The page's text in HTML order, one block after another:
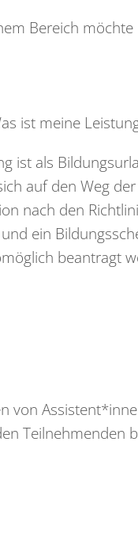
Bereich möchte
ist meine
ist als
auf den Weg
nach den
ein
beantragt
von